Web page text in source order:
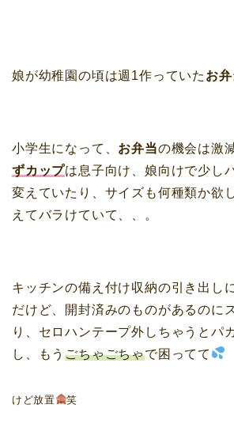
娘が幼稚園の頃は週1作っていた お弁
小学生になって、 お弁当の機会は激
ずカップは息子向け、娘向けで少し
変えていたり、サイズも何種類か欲
えてバラけていて、、。
キッチンの備え付け収納の引き出し
だけど、開封済みのものがあるのに
り、セロハンテープ外しちゃうとパ
し、もうごちゃごちゃで困ってて
けど放置 笑